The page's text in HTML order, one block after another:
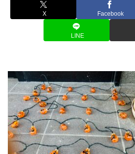
X Facebook
LINE